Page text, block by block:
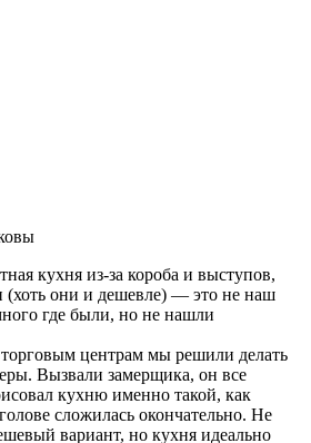
кухня из-за короба и выступов,
(хоть они и дешевле) — это не наш
где были, но не нашли
центрам мы решили делать
Вызвали замерщика, он все
кухню именно такой, как
сложилась окончательно. Не
вариант, но кухня идеально